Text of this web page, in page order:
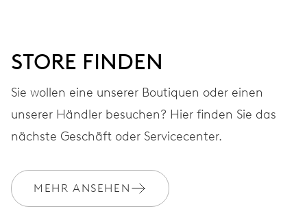
41 Std.
Gangreserve
KALIBER
ABMESSUNGEN
STORE FINDEN
Sie wollen eine unserer Boutiquen oder einen
unserer Händler besuchen? Hier finden Sie das
nächste Geschäft oder Servicecenter.
MEHR ANSEHEN